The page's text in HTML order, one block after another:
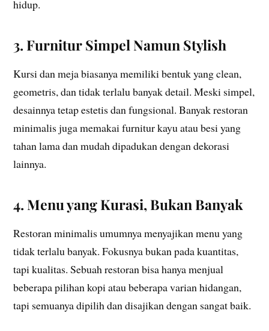
hidup.
3. Furnitur Simpel Namun Stylish
Kursi dan meja biasanya memiliki bentuk yang clean,
geometris, dan tidak terlalu banyak detail. Meski simpel,
desainnya tetap estetis dan fungsional. Banyak restoran
minimalis juga memakai furnitur kayu atau besi yang
tahan lama dan mudah dipadukan dengan dekorasi
lainnya.
4. Menu yang Kurasi, Bukan Banyak
Restoran minimalis umumnya menyajikan menu yang
tidak terlalu banyak. Fokusnya bukan pada kuantitas,
tapi kualitas. Sebuah restoran bisa hanya menjual
beberapa pilihan kopi atau beberapa varian hidangan,
tapi semuanya dipilih dan disajikan dengan sangat baik.